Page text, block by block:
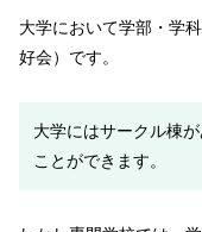
大学において学部・学
好会）です。
大学にはサークル棟
ことができます。